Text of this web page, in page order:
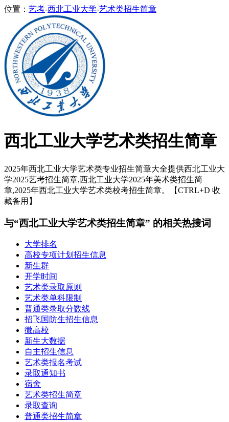
位置： 艺考-西北工业大学-艺术类招生简章
西北工业大学艺术类招生简章
2025年西北工业大学艺术类专业招生简章大全提供西北工业大
学2025艺考招生简章,西北工业大学2025年美术类招生简
章,2025年西北工业大学艺术类校考招生简章。【CTRL+D 收
藏备用】
与“西北工业大学艺术类招生简章” 的相关热搜词
大学排名
高校专项计划招生信息
新生群
开学时间
艺术类录取原则
艺术类单科限制
普通类录取分数线
招飞国防生招生信息
微高校
新生大数据
自主招生信息
艺术类报名考试
录取通知书
宿舍
艺术类招生简章
录取查询
普通类招生简章